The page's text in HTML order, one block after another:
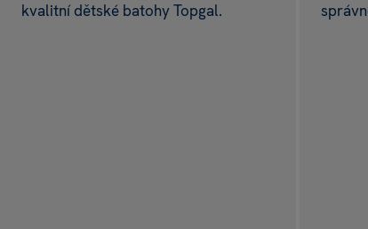
kvalitní dětské batohy Topgal.